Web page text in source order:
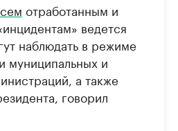
отработанным и
ведется
наблюдать в режиме
муниципальных и
а также
говорил